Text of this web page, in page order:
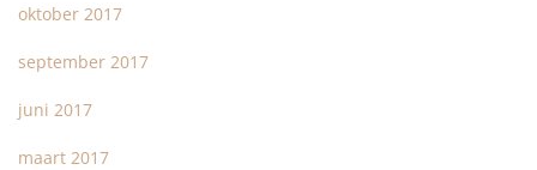
oktober 2017
september 2017
juni 2017
maart 2017